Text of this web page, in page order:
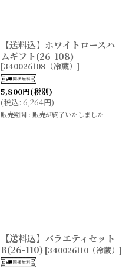
【送料込】ホワイトロースハ
ムギフト(26-108)
[340026108（冷蔵） ]
5,800円(税別)
(税込: 6,264円)
販売期間 : 販売が終了いたしました
【送料込】バラエティセット
B(26-110) [340026110（冷蔵） ]